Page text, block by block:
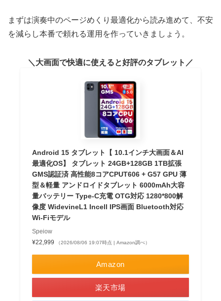
まずは演奏中のページめくり最適化から読み進めて、不安
を減らし本番で頼れる運用を作っていきましょう。
大画面で快適に使えると好評のタブレット
Android 15 タブレット【 10.1インチ大画面＆AI
最適化OS】 タブレット 24GB+128GB 1TB拡張
GMS認証済 高性能8コアCPUT606 + G57 GPU 薄
型＆軽量 アンドロイドタブレット 6000mAh大容
量バッテリー Type-C充電 OTG対応 1280*800解
像度 WidevineL1 Incell IPS画面 Bluetooth対応
Wi-Fiモデル
Speiow
¥22,999
（2026/08/06 19:07時点 | Amazon調べ）
Amazon
楽天市場